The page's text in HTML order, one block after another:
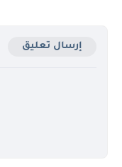
إرسال تعليق